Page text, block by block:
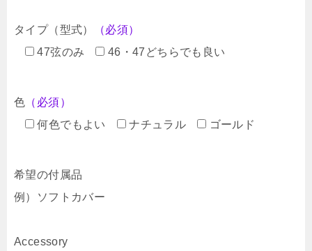
タイプ（型式）
（必須）
47弦のみ
46・47どちらでも良い
色 （必須）
何色でもよい
ナチュラル ゴールド
希望の付属品
例）ソフトカバー
Accessory